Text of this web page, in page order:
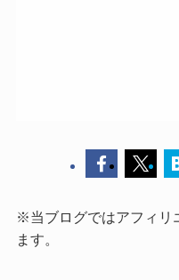
※当ブログではアフィリ
ます。